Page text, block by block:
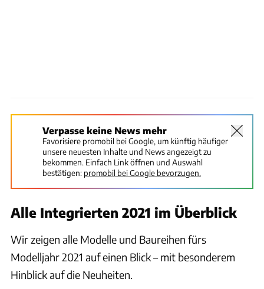
Verpasse keine News mehr
Favorisiere promobil bei Google, um künftig häufiger
unsere neuesten Inhalte und News angezeigt zu
bekommen. Einfach Link öffnen und Auswahl
bestätigen: promobil bei Google bevorzugen.
Alle Integrierten 2021 im Überblick
Wir zeigen alle Modelle und Baureihen fürs
Modelljahr 2021 auf einen Blick – mit besonderem
Hinblick auf die Neuheiten.